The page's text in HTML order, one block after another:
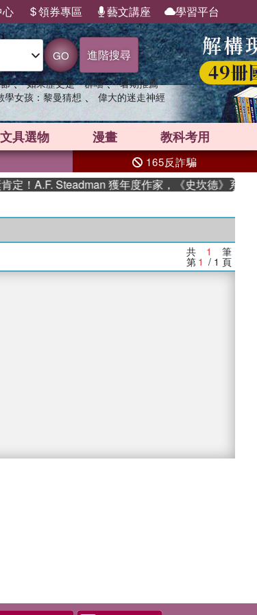
心 領券專區 藝文講座 學習平台
GO 進階搜尋
、 如果歷史是一群喵 、 暑期推薦
學女孩：黎曼猜想 、 偉大的迷走神經
文具選物 漫畫 教科考用
165反詐騙
！A.F. Steadman 獲年度作家，《史坎德》系列帶
共 1 筆
第 1 / 1 頁